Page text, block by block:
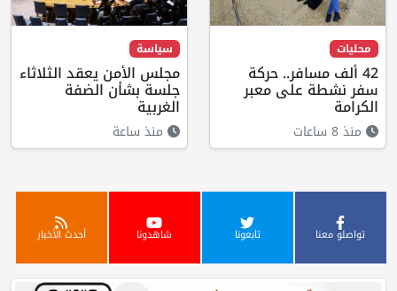
محليات
42 ألف مسافر.. حركة
سفر نشطة على معبر
الكرامة
منذ 8 ساعات
سياسة
مجلس الأمن يعقد الثلاثاء
جلسة بشأن الضفة
الغربية
منذ ساعة
تواصلو معنا تابعونا شاهدونا أحدث الأخبار